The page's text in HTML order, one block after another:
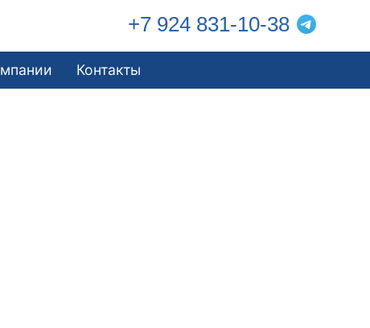
+7 924 831-10-38
Контакты